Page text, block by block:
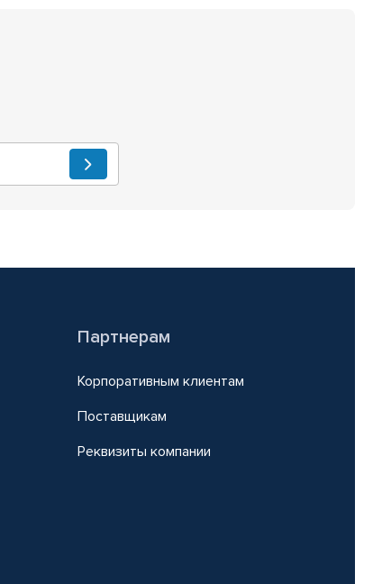
Партнерам
Корпоративным клиентам
Поставщикам
Реквизиты компании